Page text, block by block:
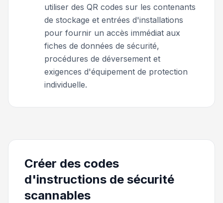
utiliser des QR codes sur les contenants
de stockage et entrées d'installations
pour fournir un accès immédiat aux
fiches de données de sécurité,
procédures de déversement et
exigences d'équipement de protection
individuelle.
Créer des codes
d'instructions de sécurité
scannables